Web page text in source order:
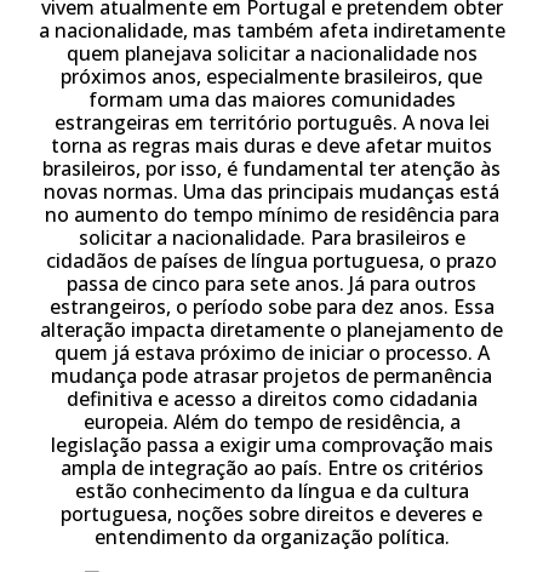
vivem atualmente em Portugal e pretendem obter
a nacionalidade, mas também afeta indiretamente
quem planejava solicitar a nacionalidade nos
próximos anos, especialmente brasileiros, que
formam uma das maiores comunidades
estrangeiras em território português. A nova lei
torna as regras mais duras e deve afetar muitos
brasileiros, por isso, é fundamental ter atenção às
novas normas. Uma das principais mudanças está
no aumento do tempo mínimo de residência para
solicitar a nacionalidade. Para brasileiros e
cidadãos de países de língua portuguesa, o prazo
passa de cinco para sete anos. Já para outros
estrangeiros, o período sobe para dez anos. Essa
alteração impacta diretamente o planejamento de
quem já estava próximo de iniciar o processo. A
mudança pode atrasar projetos de permanência
definitiva e acesso a direitos como cidadania
europeia. Além do tempo de residência, a
legislação passa a exigir uma comprovação mais
ampla de integração ao país. Entre os critérios
estão conhecimento da língua e da cultura
portuguesa, noções sobre direitos e deveres e
entendimento da organização política.